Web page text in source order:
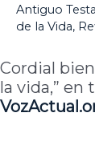
Antiguo
de la Vida,
Cordial
la vida,”
VozActual